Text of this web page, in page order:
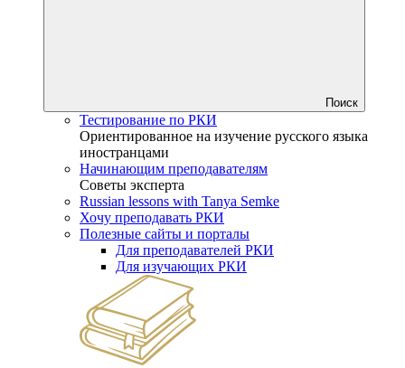
Поиск
Тестирование по РКИ
Ориентированное на изучение русского языка
иностранцами
Начинающим преподавателям
Советы эксперта
Russian lessons with Tanya Semke
Хочу преподавать РКИ
Полезные сайты и порталы
Для преподавателей РКИ
Для изучающих РКИ